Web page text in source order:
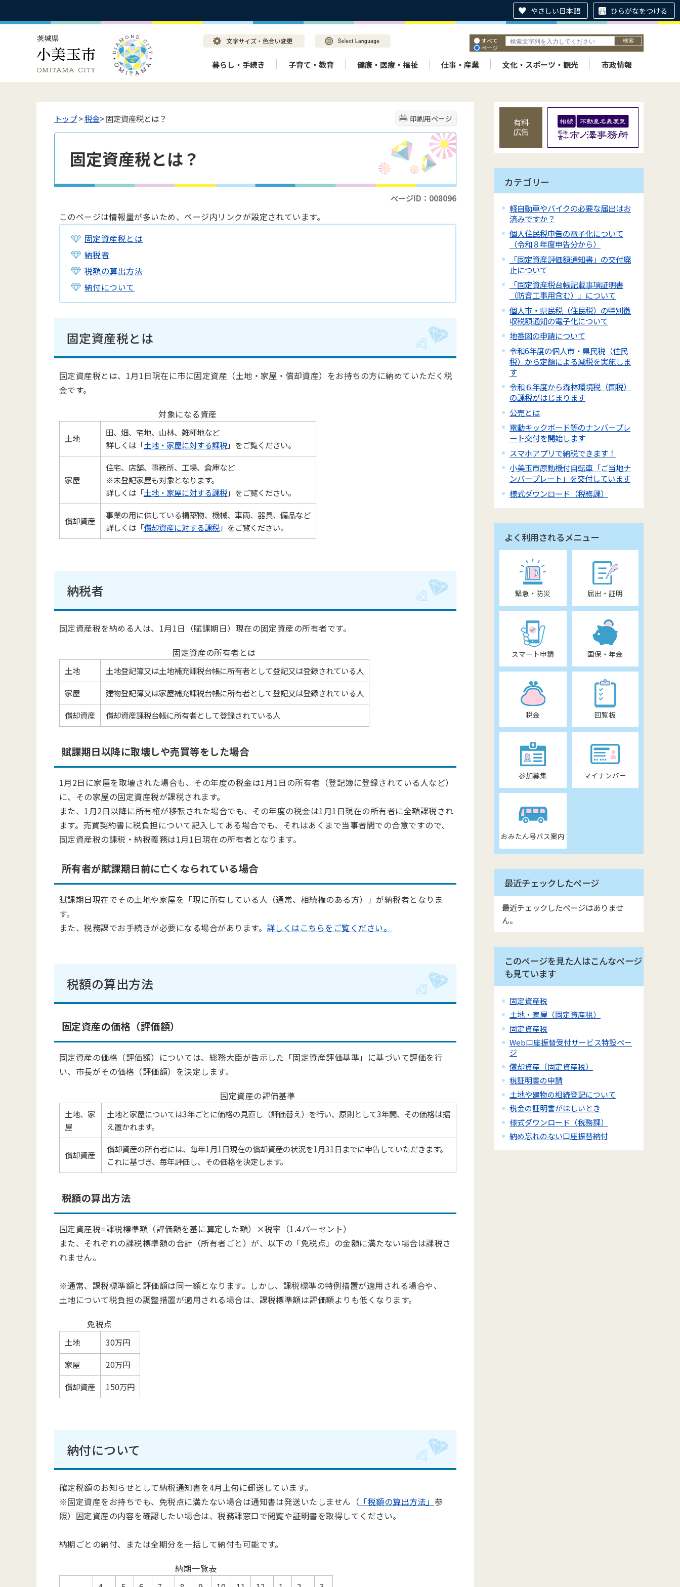
やさしい日本語 ひらがなをつける
すべて
ページ
暮らし・手続き 子育て・教育 健康・医療・福祉 仕事・産業 文化・スポーツ・観光 市政情報
印刷用ページ
トップ>税金> 固定資産税とは？
固定資産税とは？
ページID：008096
このページは情報量が多いため、ページ内リンクが設定されています。
固定資産税とは
納税者
税額の算出方法
納付について
固定資産税とは
固定資産税とは、1月1日現在に市に固定資産（土地・家屋・償却資産）をお持ちの方に納めていただく税
金です。
対象になる資産
土地
田、畑、宅地、山林、雑種地など
詳しくは「土地・家屋に対する課税」をご覧ください。
家屋
住宅、店舗、事務所、工場、倉庫など
※未登記家屋も対象となります。
詳しくは「土地・家屋に対する課税」をご覧ください。
償却資産
事業の用に供している構築物、機械、車両、器具、備品など
詳しくは「償却資産に対する課税」をご覧ください。
納税者
固定資産税を納める人は、1月1日（賦課期日）現在の固定資産の所有者です。
固定資産の所有者とは
土地
土地登記簿又は土地補充課税台帳に所有者として登記又は登録されている人
家屋
建物登記簿又は家屋補充課税台帳に所有者として登記又は登録されている人
償却資産
償却資産課税台帳に所有者として登録されている人
賦課期日以降に取壊しや売買等をした場合
1月2日に家屋を取壊された場合も、その年度の税金は1月1日の所有者（登記簿に登録されている人など）
に、その家屋の固定資産税が課税されます。
また、1月2日以降に所有権が移転された場合でも、その年度の税金は1月1日現在の所有者に全額課税され
ます。売買契約書に税負担について記入してある場合でも、それはあくまで当事者間での合意ですので、
固定資産税の課税・納税義務は1月1日現在の所有者となります。
所有者が賦課期日前に亡くなられている場合
賦課期日現在でその土地や家屋を「現に所有している人（通常、相続権のある方）」が納税者となりま
す。
また、税務課でお手続きが必要になる場合があります。 詳しくはこちらをご覧ください。
税額の算出方法
固定資産の価格（評価額）
固定資産の価格（評価額）については、総務大臣が告示した「固定資産評価基準」に基づいて評価を行
い、市長がその価格（評価額）を決定します。
固定資産の評価基準
土地、家
屋
土地と家屋については3年ごとに価格の見直し（評価替え）を行い、原則として3年間、その価格は据
え置かれます。
償却資産
償却資産の所有者には、毎年1月1日現在の償却資産の状況を1月31日までに申告していただきます。
これに基づき、毎年評価し、その価格を決定します。
税額の算出方法
固定資産税=課税標準額（評価額を基に算定した額）×税率（1.4パーセント）
また、それぞれの課税標準額の合計（所有者ごと）が、以下の「免税点」の金額に満たない場合は課税さ
れません。
※通常、課税標準額と評価額は同一額となります。しかし、課税標準の特例措置が適用される場合や、
土地について税負担の調整措置が適用される場合は、課税標準額は評価額よりも低くなります。
免税点
土地
30万円
家屋
20万円
償却資産
150万円
納付について
確定税額のお知らせとして納税通知書を4月上旬に郵送しています。
※固定資産をお持ちでも、免税点に満たない場合は通知書は発送いたしません（ 「税額の算出方法」 参
照）固定資産の内容を確認したい場合は、税務課窓口で閲覧や証明書を取得してください。
納期ごとの納付、または全期分を一括して納付も可能です。
納期一覧表
有料
広告
カテゴリー
軽自動車やバイクの必要な届出はお
済みですか？
個人住民税申告の電子化について
（令和８年度申告分から）
「固定資産評価額通知書」の交付廃
止について
「固定資産税台帳記載事項証明書
（防音工事用含む）」について
個人市・県民税（住民税）の特別徴
収税額通知の電子化について
地番図の申請について
令和6年度の個人市・県民税（住民
税）から定額による減税を実施しま
す
令和６年度から森林環境税（国税）
の課税がはじまります
公売とは
電動キックボード等のナンバープレ
ート交付を開始します
スマホアプリで納税できます！
小美玉市原動機付自転車「ご当地ナ
ンバープレート」を交付しています
様式ダウンロード（税務課）
よく利用されるメニュー
緊急・防災 届出・証明
スマート申請 国保・年金
税金 回覧板
参加募集 マイナンバー
おみたん号バス案内
最近チェックしたページ
最近チェックしたページはありませ
ん。
このページを見た人はこんなページ
も見ています
固定資産税
土地・家屋（固定資産税）
固定資産税
Web口座振替受付サービス特設ペー
ジ
償却資産（固定資産税）
税証明書の申請
土地や建物の相続登記について
税金の証明書がほしいとき
様式ダウンロード（税務課）
納め忘れのない口座振替納付